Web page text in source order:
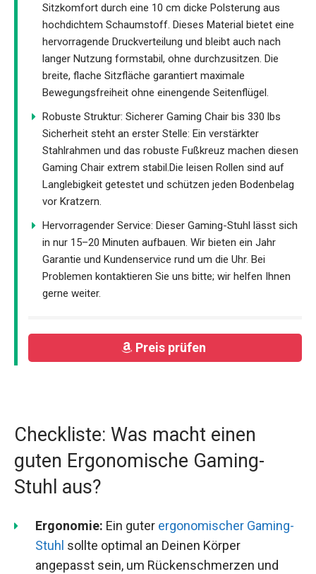
Sitzkomfort durch eine 10 cm dicke Polsterung aus
hochdichtem Schaumstoff. Dieses Material bietet eine
hervorragende Druckverteilung und bleibt auch nach
langer Nutzung formstabil, ohne durchzusitzen. Die
breite, flache Sitzfläche garantiert maximale
Bewegungsfreiheit ohne einengende Seitenflügel.
Robuste Struktur: Sicherer Gaming Chair bis 330 lbs
Sicherheit steht an erster Stelle: Ein verstärkter
Stahlrahmen und das robuste Fußkreuz machen diesen
Gaming Chair extrem stabil.Die leisen Rollen sind auf
Langlebigkeit getestet und schützen jeden Bodenbelag
vor Kratzern.
Hervorragender Service: Dieser Gaming-Stuhl lässt sich
in nur 15–20 Minuten aufbauen. Wir bieten ein Jahr
Garantie und Kundenservice rund um die Uhr. Bei
Problemen kontaktieren Sie uns bitte; wir helfen Ihnen
gerne weiter.
Preis prüfen
Checkliste: Was macht einen
guten Ergonomische Gaming-
Stuhl aus?
Ergonomie: Ein guter ergonomischer Gaming-
Stuhl sollte optimal an Deinen Körper
angepasst sein, um Rückenschmerzen und